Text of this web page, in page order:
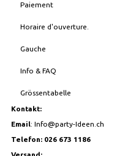
Paiement
Horaire d'ouverture.
Gauche
Info & FAQ
Grössentabelle
Kontakt:
Email: Info@party-Ideen.ch
Telefon: 026 673 1186